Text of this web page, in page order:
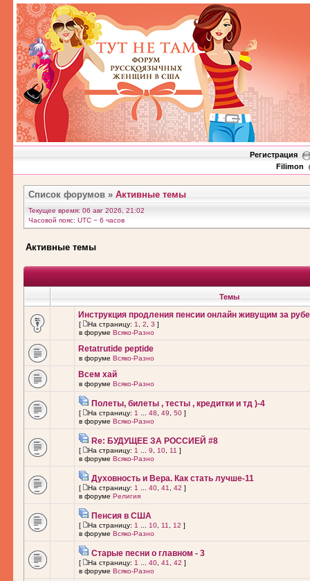
Регистрация
Filimon
Список форумов » Активные темы
Текущее время: 06 авг 2026, 21:02
Часовой пояс: UTC − 6 часов
Активные темы
Темы
Инструкция продления пенсии онлайн живущим за
[ На страницу: 1 2 3 ]
в форуме Всяко-Разно
Retatrutide peptide
в форуме Всяко-Разно
Всем хай
в форуме Всяко-Разно
Полеты, билеты , тесты , кредитки и тд )-4
[ На страницу: 1 48 49 50 ]
в форуме Всяко-Разно
Re: БУДУЩЕЕ ЗА РОССИЕЙ #8
[ На страницу: 1 9 10 11 ]
в форуме Всяко-Разно
Духовность и Вера. Как стать лучше-11
[ На страницу: 1 40 41 42 ]
в форуме Религия
Пенсия в США
[ На страницу: 1 10 11 12 ]
в форуме Всяко-Разно
Старые песни о главном - 3
[ На страницу: 1 40 41 42 ]
в форуме Всяко-Разно